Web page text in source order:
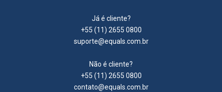
Já é cliente?
+55 (11) 2655 0800
suporte@equals.com.br
Não é cliente?
+55 (11) 2655 0800
contato@equals.com.br